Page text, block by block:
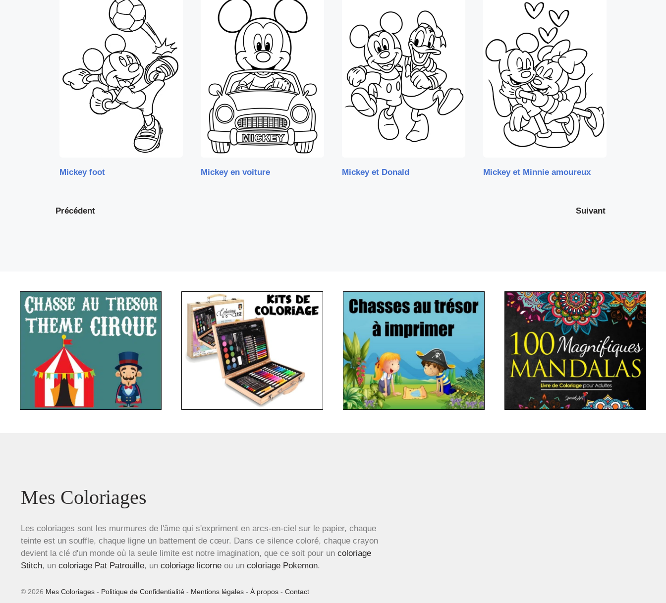
Mickey foot Mickey en voiture Mickey et Donald Mickey et Minnie amoureux
Précédent Suivant
Mes Coloriages
Les coloriages sont les murmures de l'âme qui s'expriment en arcs-en-ciel sur le papier, chaque
teinte est un souffle, chaque ligne un battement de cœur. Dans ce silence coloré, chaque crayon
devient la clé d'un monde où la seule limite est notre imagination, que ce soit pour un coloriage
Stitch, un coloriage Pat Patrouille, un coloriage licorne ou un coloriage Pokemon.
© 2026 Mes Coloriages - Politique de Confidentialité - Mentions légales - À propos - Contact